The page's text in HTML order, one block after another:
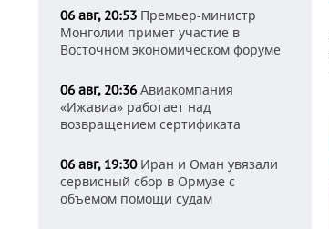
06 авг, 20:53 Премьер-министр
Монголии примет участие в
Восточном экономическом форуме
06 авг, 20:36 Авиакомпания
«Ижавиа» работает над
возвращением сертификата
06 авг, 19:30Иран и Оман увязали
сервисный сбор в Ормузе с
объемом помощи судам